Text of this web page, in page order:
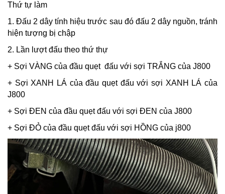
Thứ tự làm
1. Đấu 2 dây tính hiệu trước sau đó đấu 2 dây nguồn, tránh
hiện tượng bị chập
2. Lần lượt đấu theo thứ thự
+ Sợi VÀNG của đầu quẹt đấu với sợi TRẮNG của J800
+ Sợi XANH LÁ của đầu quẹt đấu với sợi XANH LÁ của
J800
+ Sợi ĐEN của đầu quẹt đấu với sợi ĐEN của J800
+ Sợi ĐỎ của đầu quẹt đấu với sợi HỒNG của j800